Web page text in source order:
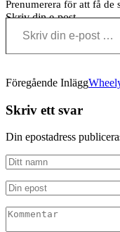
Prenumerera för att få de
Skriv din e-post …
Föregående Inlägg
Skriv ett svar
Din epostadress